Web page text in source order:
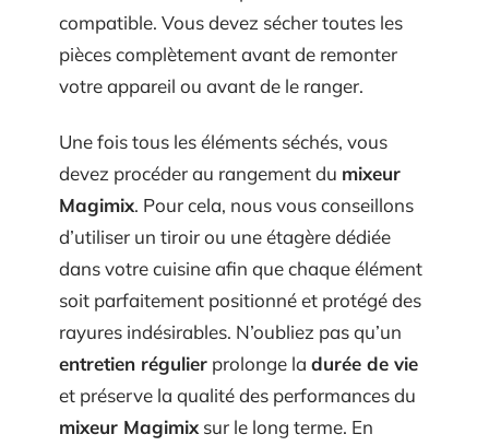
compatible. Vous devez sécher toutes les
pièces complètement avant de remonter
votre appareil ou avant de le ranger.
Une fois tous les éléments séchés, vous
devez procéder au rangement du mixeur
Magimix. Pour cela, nous vous conseillons
d’utiliser un tiroir ou une étagère dédiée
dans votre cuisine afin que chaque élément
soit parfaitement positionné et protégé des
rayures indésirables. N’oubliez pas qu’un
entretien régulier prolonge la durée de vie
et préserve la qualité des performances du
mixeur Magimixsur le long terme. En